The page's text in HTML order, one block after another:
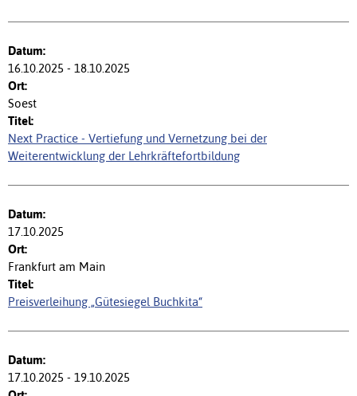
16.10.2025 - 18.10.2025
Soest
Next Practice - Vertiefung und Vernetzung bei der
Weiterentwicklung der Lehrkräftefortbildung
17.10.2025
Frankfurt am Main
Preisverleihung „Gütesiegel Buchkita“
17.10.2025 - 19.10.2025